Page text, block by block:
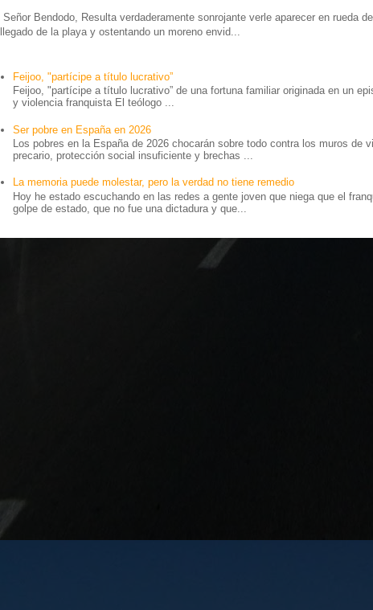
Señor Bendodo, Resulta verdaderamente sonrojante verle aparecer en rueda
llegado de la playa y ostentando un moreno envid...
Feijoo, "partícipe a título lucrativo”
Feijoo, "partícipe a título lucrativo” de una fortuna familiar originada en un
y violencia franquista El teólogo ...
Ser pobre en España en 2026
Los pobres en la España de 2026 chocarán sobre todo contra los muros de
precario, protección social insuficiente y brechas ...
La memoria puede molestar, pero la verdad no tiene remedio
Hoy he estado escuchando en las redes a gente joven que niega que el
golpe de estado, que no fue una dictadura y que...